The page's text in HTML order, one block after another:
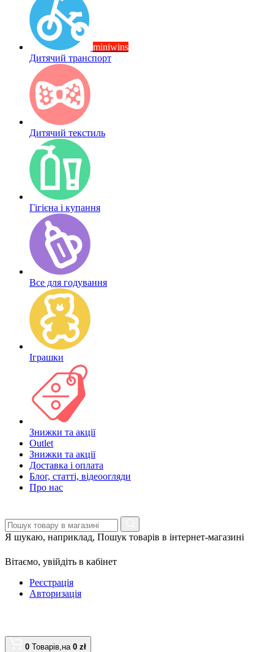
miniwins
Дитячий транспорт
Дитячий текстиль
Гігієна і купання
Все для годування
Іграшки
Знижки та акції
Outlet
Знижки та акції
Доставка і оплата
Блог, статті, відеоогляди
Про нас
Я шукаю, наприклад, Пошук товарів в інтернет-магазині
Вітаємо, увійдіть в кабінет
Реєстрація
Авторизація
0 Товарів,на 0 zł